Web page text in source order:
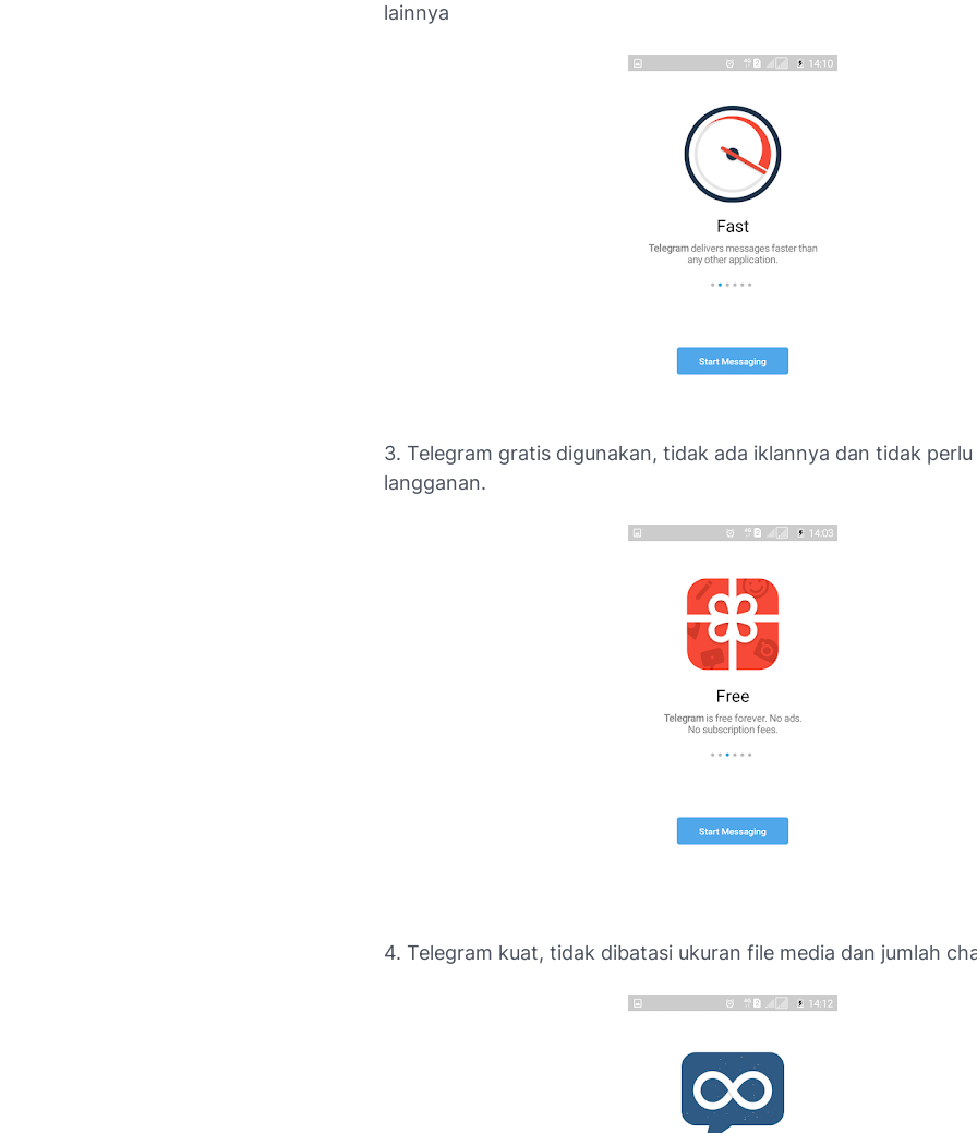
lainnya
3. Telegram gratis digunakan, tidak ada iklannya dan tidak perlu
langganan.
4. Telegram kuat, tidak dibatasi ukuran file media dan jumlah